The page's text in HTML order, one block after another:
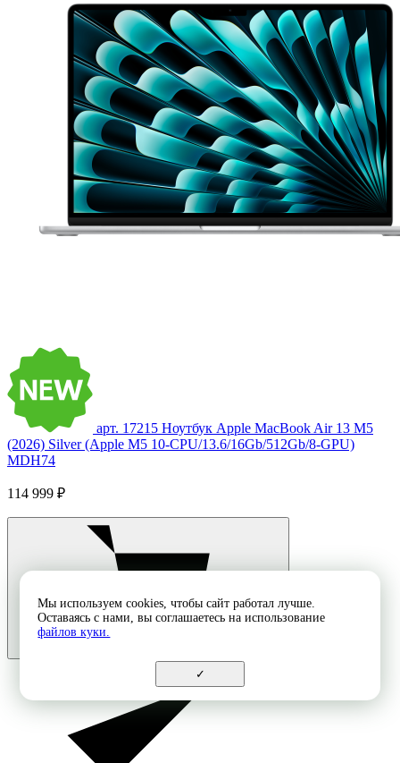
арт. 17215 Ноутбук Apple MacBook Air 13 M5
(2026) Silver (Apple M5 10-CPU/13.6/16Gb/512Gb/8-GPU)
MDH74
114 999 ₽
Мы используем cookies, чтобы сайт работал лучше.
Оставаясь с нами, вы соглашаетесь на использование
файлов куки.
✓